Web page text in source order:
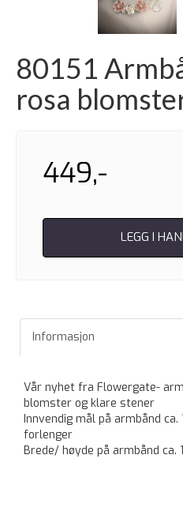
80151
rosa
449,-
LEGG I
Informasjon
Vår nyhet fra Flowergate-
blomster og klare stener
Innvendig mål på armbånd
forlenger
Brede/ høyde på armbånd ca.